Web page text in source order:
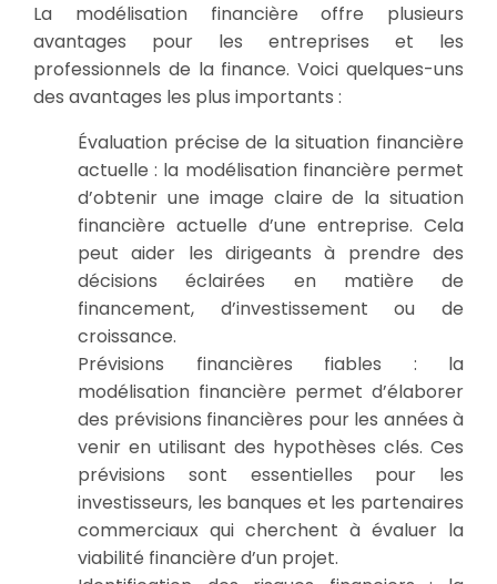
La modélisation financière offre plusieurs
avantages pour les entreprises et les
professionnels de la finance. Voici quelques-uns
des avantages les plus importants :
Évaluation précise de la situation financière
actuelle : la modélisation financière permet
d’obtenir une image claire de la situation
financière actuelle d’une entreprise. Cela
peut aider les dirigeants à prendre des
décisions éclairées en matière de
financement, d’investissement ou de
croissance.
Prévisions financières fiables : la
modélisation financière permet d’élaborer
des prévisions financières pour les années à
venir en utilisant des hypothèses clés. Ces
prévisions sont essentielles pour les
investisseurs, les banques et les partenaires
commerciaux qui cherchent à évaluer la
viabilité financière d’un projet.